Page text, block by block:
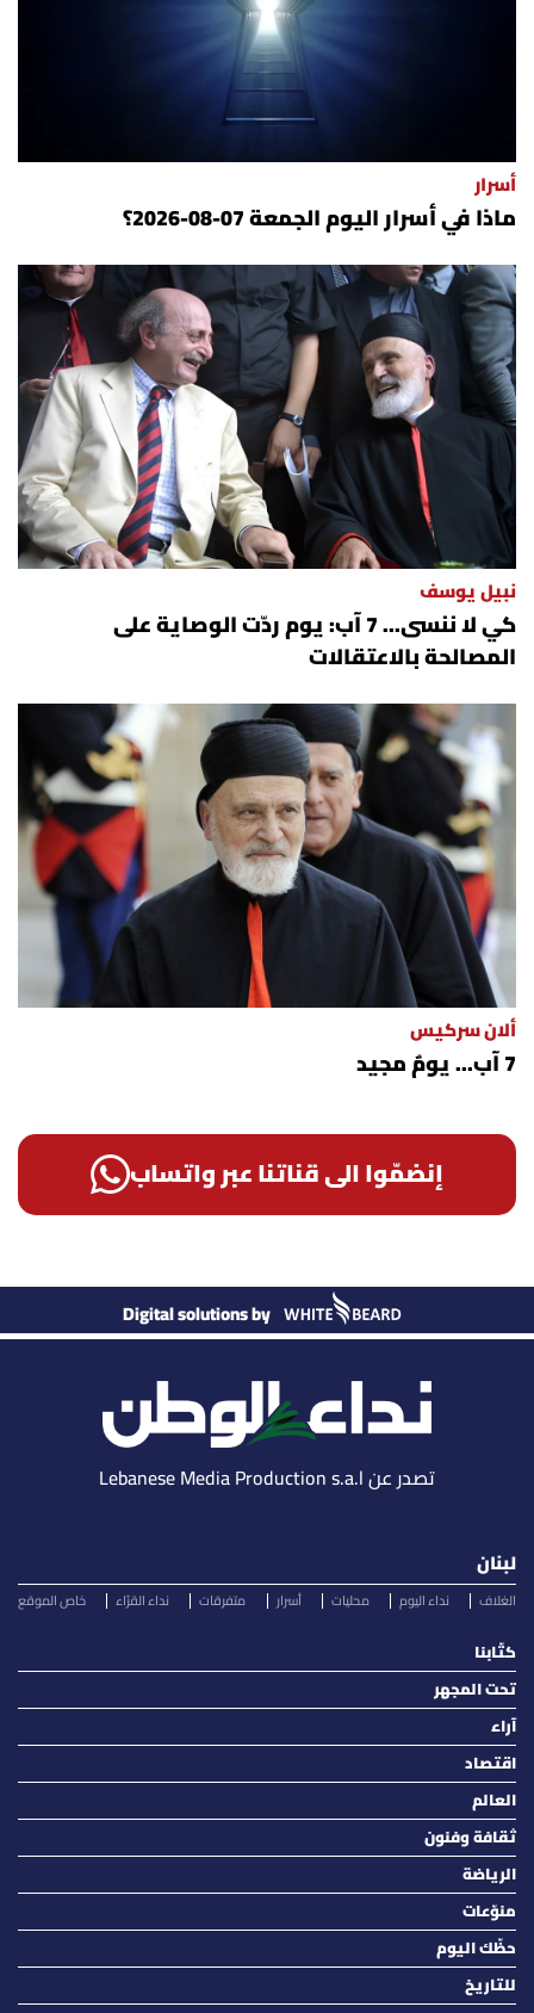
أسرار
ماذا في أسرار اليوم الجمعة 07-08-2026؟
نبيل يوسف
كي لا ننسى... 7 آب: يوم ردّت الوصاية على
المصالحة بالاعتقالات
ألان سركيس
7 آب... يومٌ مجيد
إنضمّوا الى قناتنا عبر واتساب
Digital solutions by
تصدر عن Lebanese Media Production s.a.l
لبنان
الغلاف نداء اليوم محليات أسرار متفرقات نداء القرّاء خاص الموقع
كتّابنا
تحت المجهر
آراء
اقتصاد
العالم
ثقافة وفنون
الرياضة
منوّعات
حظّك اليوم
للتاريخ